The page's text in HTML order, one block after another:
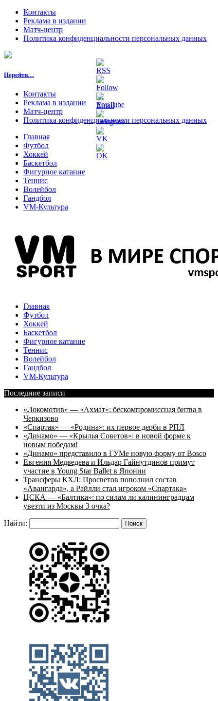
Контакты
Реклама в издании
Матч-центр
Политика конфиденциальности персональных данных
Перейти…
Контакты
Реклама в издании
Матч-центр
Политика конфиденциальности персональных данных
Главная
Футбол
Хоккей
Баскетбол
Фигурное катание
Теннис
Волейбол
Гандбол
VM-Культура
Главная
Футбол
Хоккей
Баскетбол
Фигурное катание
Теннис
Волейбол
Гандбол
VM-Культура
Последние записи
«Локомотив» — «Ахмат»: бескомпромиссная битва в
Черкизово
«Спартак» — «Родина»: их первое дерби в РПЛ
«Динамо» — «Крылья Советов»: в новой форме к
новым победам!
«Динамо» представило в ГУМе новую форму от Bosco
Евгения Медведева и Ильдар Гайнутдинов примут
участие в Young Star Ballet в Японии
Трансферы КХЛ: Просветов пополнил состав
«Авангарда», а Райлли стал игроком «Спартака»
ЦСКА — «Балтика»: по силам ли калининградцам
увезти из Москвы 3 очка?
Найти: